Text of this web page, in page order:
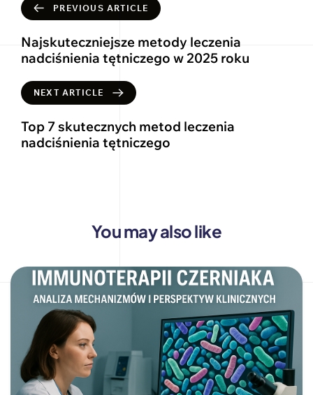
PREVIOUS ARTICLE
Najskuteczniejsze metody leczenia
nadciśnienia tętniczego w 2025 roku
NEXT ARTICLE
Top 7 skutecznych metod leczenia
nadciśnienia tętniczego
You may also like